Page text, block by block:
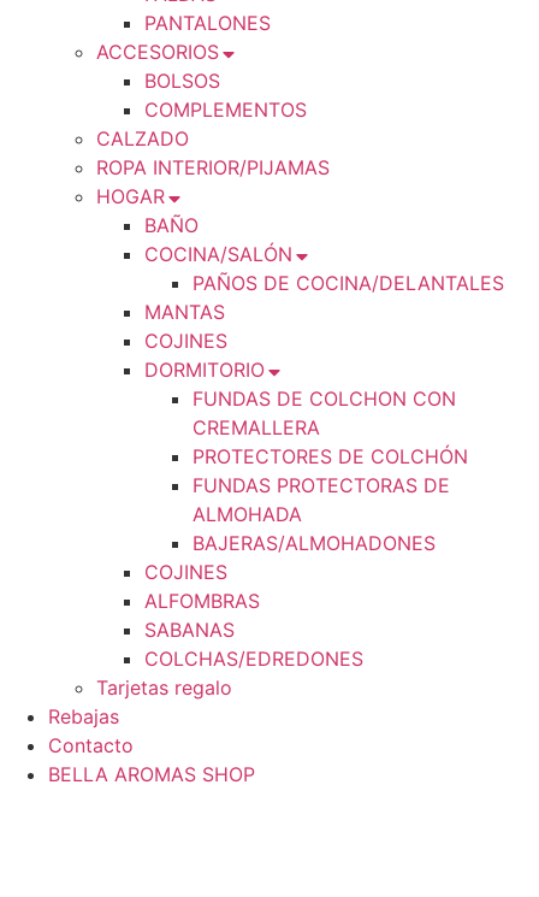
PANTALONES
ACCESORIOS
BOLSOS
COMPLEMENTOS
CALZADO
ROPA INTERIOR/PIJAMAS
HOGAR
BAÑO
COCINA/SALÓN
PAÑOS DE COCINA/DELANTALES
MANTAS
COJINES
DORMITORIO
FUNDAS DE COLCHON CON
CREMALLERA
PROTECTORES DE COLCHÓN
FUNDAS PROTECTORAS DE
ALMOHADA
BAJERAS/ALMOHADONES
COJINES
ALFOMBRAS
SABANAS
COLCHAS/EDREDONES
Tarjetas regalo
Rebajas
Contacto
BELLA AROMAS SHOP